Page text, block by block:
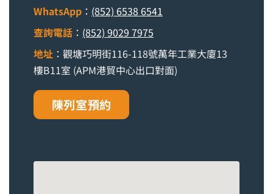
WhatsApp ： (852) 6538 6541
查詢電話 ： (852) 9029 7975
地址 ：觀塘巧明街116-118號萬年工業大廈13
樓B11室 (APM港貿中心出口對面)
陳列室預約